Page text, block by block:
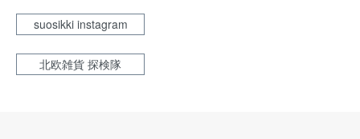
suosikki instagram
北欧雑貨 探検隊